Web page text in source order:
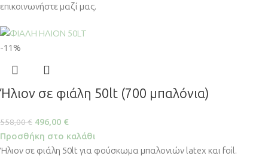
επικοινωνήστε μαζί μας.
-11%
Ήλιον σε φιάλη 50lt (700 μπαλόνια)
558,00€ 496,00 €
Προσθήκη στο καλάθι
Ήλιον σε φιάλη 50lt για φούσκωμα μπαλονιών latex και foil.